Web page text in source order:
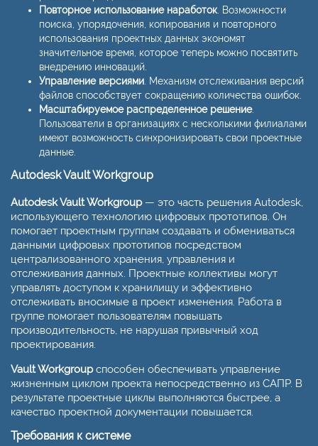
Повторное использование наработок. Возможности
поиска, упорядочения, копирования и повторного
использования проектных данных экономят
значительное время, которое теперь можно посвятить
внедрению инноваций.
Управление версиями. Механизм отслеживания версий
файлов способствует сокращению количества ошибок.
Масштабируемое распределенное решение.
Пользователи в организациях с несколькими филиалами
имеют возможность синхронизировать свои проектные
данные.
Autodesk Vault Workgroup
Autodesk Vault Workgroup— это часть решения Autodesk,
использующего технологию цифровых прототипов. Он
помогает проектным группам создавать и обмениваться
данными цифровых прототипов посредством
централизованного хранения, управления и
отслеживания данных. Проектные коллективы могут
управлять доступом к хранилищу и эффективно
отслеживать вносимые в проект изменения. Работа в
группе помогает пользователям повышать
производительность, не нарушая привычный ход
проектирования.
Vault Workgroupспособен обеспечивать управление
жизненным циклом проекта непосредственно из САПР. В
результате проектные циклы выполняются быстрее, а
качество проектной документации повышается.
Требования к системе